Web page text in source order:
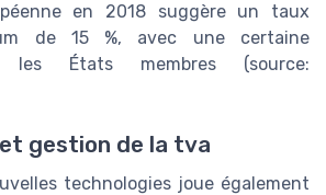
en 2018 suggère un taux
de 15 %, avec une certaine
les États membres (source:
gestion de la tva
technologies joue également